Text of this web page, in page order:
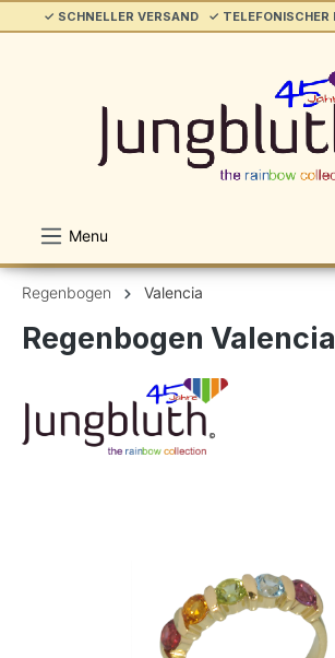
springen
Menu
Regenbogen Valencia
Regenbogen Valencia